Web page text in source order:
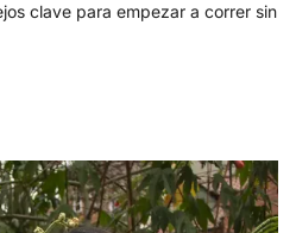
clave para empezar a correr sin